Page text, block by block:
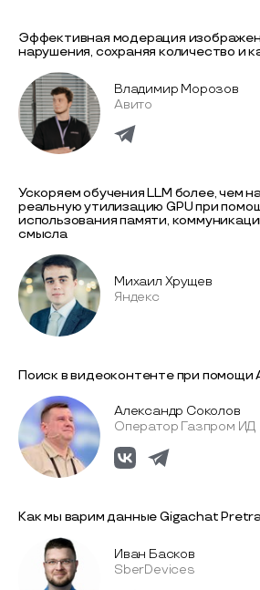
Эффективная модерация
нарушения, сохраняя количество и
Владимир Морозов
Авито
Ускоряем обучения LLM более, чем
реальную утилизацию GPU при
использования памяти,
смысла
Михаил Хрущев
Яндекс
Поиск в видеоконтенте при помощи
Александр Соколов
Оператор Газпром ИД
Как мы варим данные Gigachat
Иван Басков
SberDevices